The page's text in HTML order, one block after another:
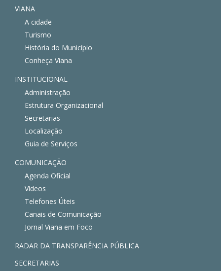
VIANA
A cidade
Turismo
História do Município
Conheça Viana
INSTITUCIONAL
Administração
Estrutura Organizacional
Secretarias
Localização
Guia de Serviços
COMUNICAÇÃO
Agenda Oficial
Vídeos
Telefones Úteis
Canais de Comunicação
Jornal Viana em Foco
RADAR DA TRANSPARÊNCIA PÚBLICA
SECRETARIAS